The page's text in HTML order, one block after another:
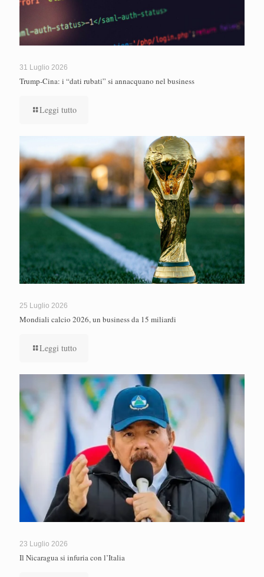
31 Luglio 2026
Trump-Cina: i “dati rubati” si annacquano nel business
Leggi tutto
25 Luglio 2026
Mondiali calcio 2026, un business da 15 miliardi
Leggi tutto
23 Luglio 2026
Il Nicaragua si infuria con l’Italia